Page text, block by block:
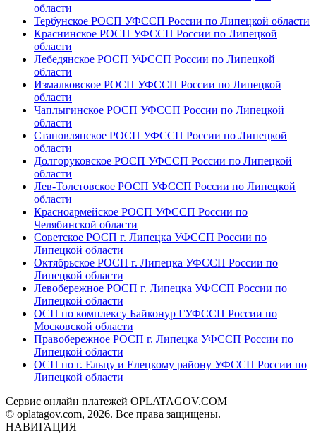
области
Тербунское РОСП УФССП России по Липецкой области
Краснинское РОСП УФССП России по Липецкой
области
Лебедянское РОСП УФССП России по Липецкой
области
Измалковское РОСП УФССП России по Липецкой
области
Чаплыгинское РОСП УФССП России по Липецкой
области
Становлянское РОСП УФССП России по Липецкой
области
Долгоруковское РОСП УФССП России по Липецкой
области
Лев-Толстовское РОСП УФССП России по Липецкой
области
Красноармейское РОСП УФССП России по
Челябинской области
Советское РОСП г. Липецка УФССП России по
Липецкой области
Октябрьское РОСП г. Липецка УФССП России по
Липецкой области
Левобережное РОСП г. Липецка УФССП России по
Липецкой области
ОСП по комплексу Байконур ГУФССП России по
Московской области
Правобережное РОСП г. Липецка УФССП России по
Липецкой области
ОСП по г. Ельцу и Елецкому району УФССП России по
Липецкой области
Сервис онлайн платежей OPLATAGOV.COM
© oplatagov.com, 2026. Все права защищены.
НАВИГАЦИЯ